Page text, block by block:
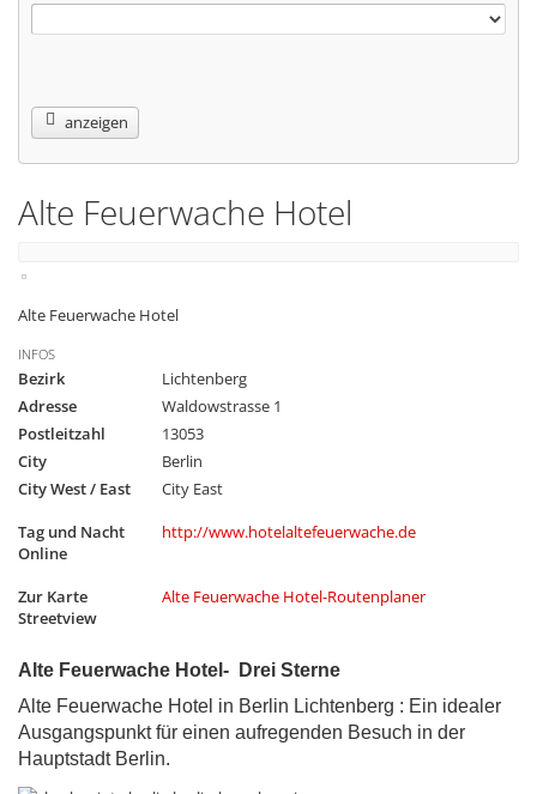
anzeigen
Alte Feuerwache Hotel
Alte Feuerwache Hotel
INFOS
Bezirk
Lichtenberg
Adresse
Waldowstrasse 1
Postleitzahl
13053
City
Berlin
City West / East
City East
Tag und Nacht
Online
http://www.hotelaltefeuerwache.de
Zur Karte
Streetview
Alte Feuerwache Hotel-Routenplaner
Alte Feuerwache Hotel- Drei Sterne
Alte Feuerwache Hotel in Berlin Lichtenberg : Ein idealer
Ausgangspunkt für einen aufregenden Besuch in der
Hauptstadt Berlin.